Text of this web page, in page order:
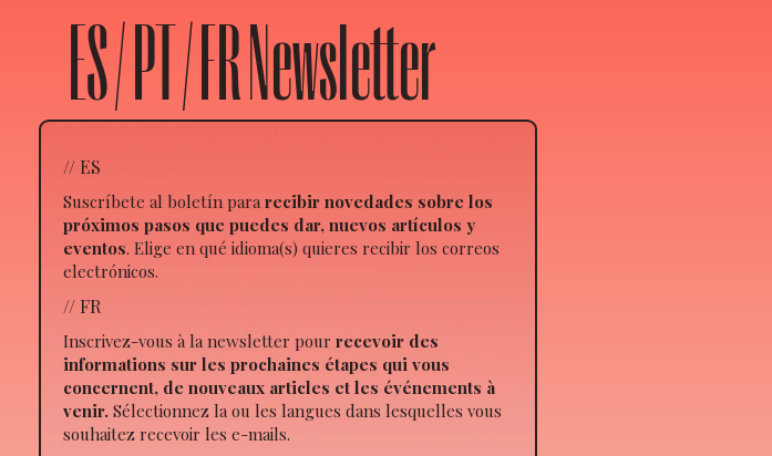
ES / PT / FR Newsletter
// ES
Suscríbete al boletín pararecibir novedades sobre los
próximos pasos que puedes dar, nuevos artículos y
eventos. Elige en qué idioma(s) quieres recibir los correos
electrónicos.
// FR
Inscrivez-vous à la newsletter pourrecevoir des
informations sur les prochaines étapes qui vous
concernent, de nouveaux articles et les événements à
venir. Sélectionnez la ou les langues dans lesquelles vous
souhaitez recevoir les e-mails.